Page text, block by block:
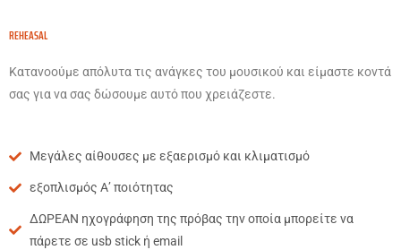
REHEASAL
Κατανοούμε απόλυτα τις ανάγκες του μουσικού και είμαστε κοντά
σας για να σας δώσουμε αυτό που χρειάζεστε.
Μεγάλες αίθουσες με εξαερισμό και κλιματισμό
εξοπλισμός Α’ ποιότητας
ΔΩΡΕΑΝ ηχογράφηση της πρόβας την οποία μπορείτε να
πάρετε σε usb stick ή email